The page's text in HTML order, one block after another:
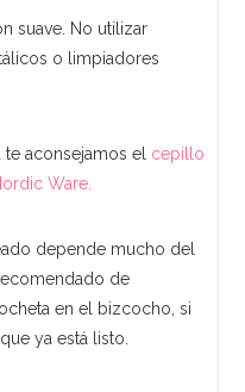
suave. No utilizar
o limpiadores
te aconsejamos el cepillo
Ware.
depende mucho del
de
en el bizcocho, si
ya está listo.